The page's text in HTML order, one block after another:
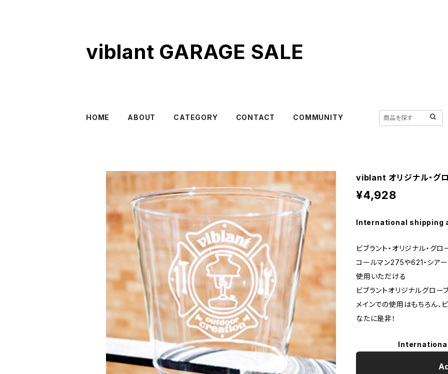
viblant GARAGE SALE
HOME ABOUT CATEGORY CONTACT COMMUNITY
viblant オリジナル・グ
¥4,928
International shipping
ビブラント・オリジナル・グ
コールマン275や621・シア
使用いただける
ビブラントオリジナルグローブ
メインでの使用はもちろん、
なたに是非！